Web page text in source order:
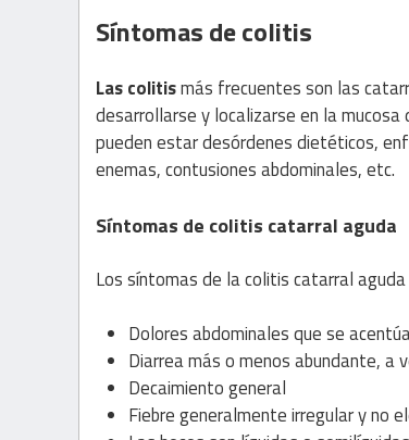
Síntomas de colitis
Las colitismás frecuentes son las
desarrollarse y localizarse en la
pueden estar desórdenes dietéticos,
enemas, contusiones abdominales, etc.
Síntomas de colitis catarral aguda
Los síntomas de la colitis catarral aguda
Dolores abdominales que se
Diarrea más o menos abundante,
Decaimiento general
Fiebre generalmente irregular y no